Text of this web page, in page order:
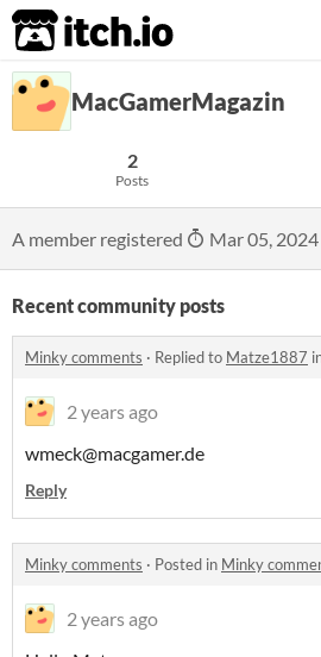
itch.io
MacGamerMagazin
2
Posts
A member registered Mar 05, 2024
Recent community posts
Minky comments · Replied to Matze1887
2 years ago
wmeck@macgamer.de
Reply
Minky comments · Posted in Minky
2 years ago